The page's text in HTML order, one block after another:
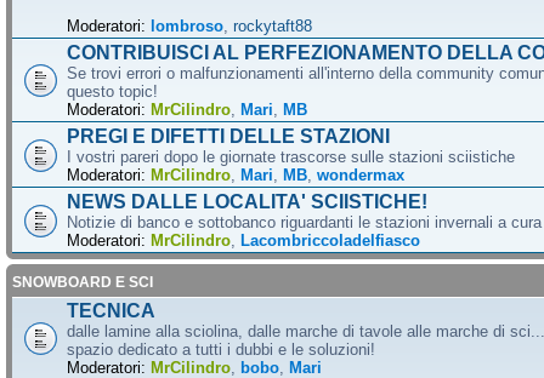
Moderatori: lombroso rockytaft88
CONTRIBUISCI AL PERFEZIONAMENTO DELLA
Se trovi errori o malfunzionamenti all'interno della community
questo topic!
Moderatori: MrCilindro Mari MB
PREGI E DIFETTI DELLE STAZIONI
I vostri pareri dopo le giornate trascorse sulle stazioni sciistiche
Moderatori: MrCilindro Mari MB wondermax
NEWS DALLE LOCALITA' SCIISTICHE!
Notizie di banco e sottobanco riguardanti le stazioni invernali a
Moderatori: MrCilindro Lacombriccoladelfiasco
SNOWBOARD E SCI
TECNICA
dalle lamine alla sciolina, dalle marche di tavole alle marche di
spazio dedicato a tutti i dubbi e le soluzioni!
Moderatori: MrCilindro bobo Mari